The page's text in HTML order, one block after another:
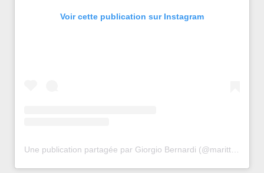
Voir cette publication sur Instagram
Une publication partagée par Giorgio Bernardi (@marittime_and_around)